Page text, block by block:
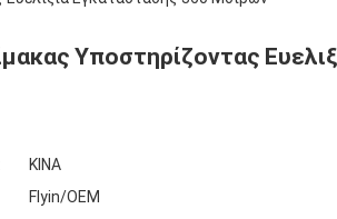
Υποστηρίζοντας
ΚΙΝΑ
Flyin/OEM